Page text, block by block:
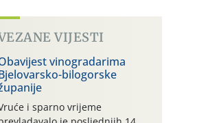
VIJESTI
vinogradarima
bilogorske
i sparno vrijeme